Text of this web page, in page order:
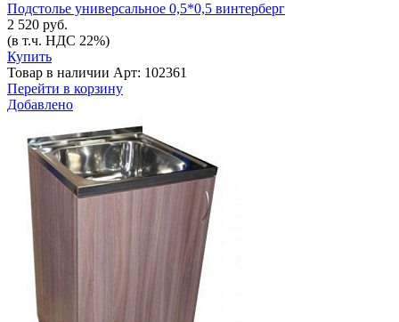
Подстолье универсальное 0,5*0,5 винтерберг
2 520 руб.
(в т.ч. НДС 22%)
Купить
Товар в наличии Арт: 102361
Перейти в корзину
Добавлено